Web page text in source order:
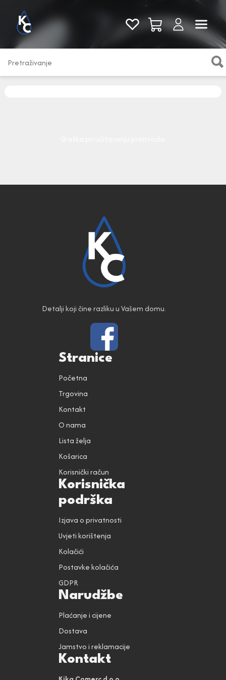
Pogledaj sve
Detalji koji čine razliku u Vašem domu.
Stranice
Početna
Trgovina
Kontakt
O nama
Lista želja
Košarica
Korisnički račun
Korisnička
podrška
Izjava o privatnosti
Uvjeti korištenja
Kolačići
Postavke kolačića
GDPR
Narudžbe
Plaćanje i cijene
Dostava
Jamstvo i reklamacije
Kontakt